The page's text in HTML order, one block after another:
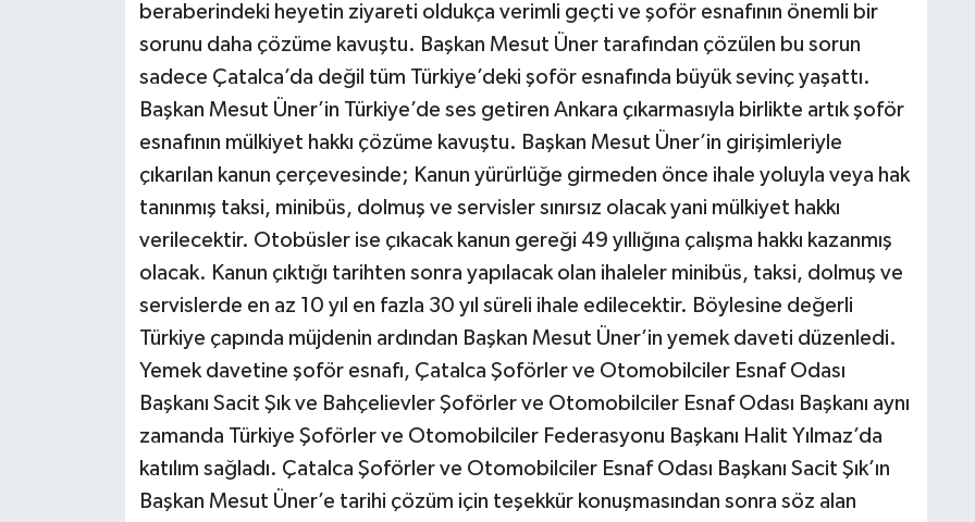
beraberindeki heyetin ziyareti oldukça verimli geçti ve şoför esnafının önemli bir
sorunu daha çözüme kavuştu. Başkan Mesut Üner tarafından çözülen bu sorun
sadece Çatalca’da değil tüm Türkiye’deki şoför esnafında büyük sevinç yaşattı.
Başkan Mesut Üner’in Türkiye’de ses getiren Ankara çıkarmasıyla birlikte artık şoför
esnafının mülkiyet hakkı çözüme kavuştu. Başkan Mesut Üner’in girişimleriyle
çıkarılan kanun çerçevesinde; Kanun yürürlüğe girmeden önce ihale yoluyla veya hak
tanınmış taksi, minibüs, dolmuş ve servisler sınırsız olacak yani mülkiyet hakkı
verilecektir. Otobüsler ise çıkacak kanun gereği 49 yıllığına çalışma hakkı kazanmış
olacak. Kanun çıktığı tarihten sonra yapılacak olan ihaleler minibüs, taksi, dolmuş ve
servislerde en az 10 yıl en fazla 30 yıl süreli ihale edilecektir. Böylesine değerli
Türkiye çapında müjdenin ardından Başkan Mesut Üner’in yemek daveti düzenledi.
Yemek davetine şoför esnafı, Çatalca Şoförler ve Otomobilciler Esnaf Odası
Başkanı Sacit Şık ve Bahçelievler Şoförler ve Otomobilciler Esnaf Odası Başkanı aynı
zamanda Türkiye Şoförler ve Otomobilciler Federasyonu Başkanı Halit Yılmaz’da
katılım sağladı. Çatalca Şoförler ve Otomobilciler Esnaf Odası Başkanı Sacit Şık’ın
Başkan Mesut Üner’e tarihi çözüm için teşekkür konuşmasından sonra söz alan